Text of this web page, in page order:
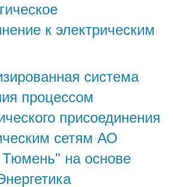
к электрическим
система
процессом
присоединения
сетям АО
Тюмень" на основе